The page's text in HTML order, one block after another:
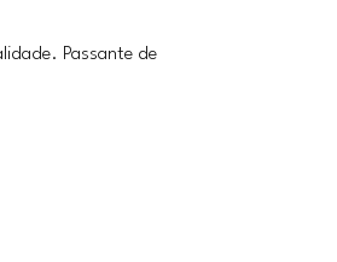
Passante de